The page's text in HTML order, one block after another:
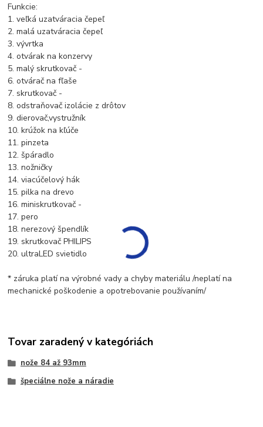
Funkcie:
1. veľká uzatváracia čepeľ
2. malá uzatváracia čepeľ
3. vývrtka
4. otvárak na konzervy
5. malý skrutkovač -
6. otvárač na fľaše
7. skrutkovač -
8. odstraňovač izolácie z drôtov
9. dierovač,vystružník
10. krúžok na kľúče
11. pinzeta
12. špáradlo
13. nožničky
14. viacúčelový hák
15. pilka na drevo
16. miniskrutkovač -
17. pero
18. nerezový špendlík
19. skrutkovač PHILIPS
20. ultraLED svietidlo
* záruka platí na výrobné vady a chyby materiálu /neplatí na
mechanické poškodenie a opotrebovanie používaním/
Tovar zaradený v kategóriách
nože 84 až 93mm
špeciálne nože a náradie